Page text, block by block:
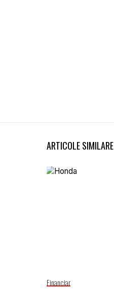
ARTICOLE SIMILARE
Financiar